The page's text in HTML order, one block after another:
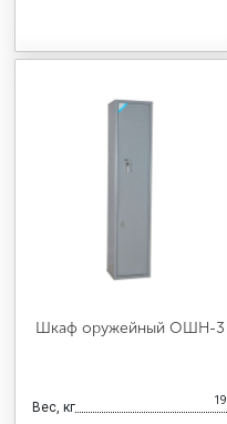
Шкаф оружейный ОШН-3
Вес, кг 19